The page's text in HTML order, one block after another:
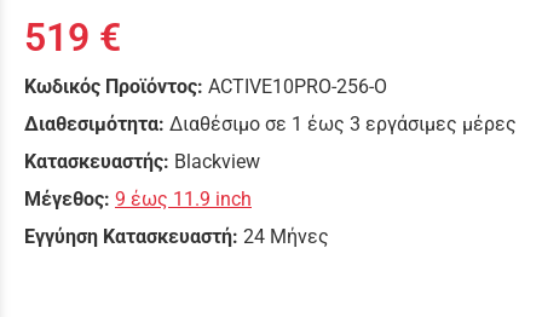
519 €
Κωδικός Προϊόντος: ACTIVE10PRO-256-O
Διαθεσιμότητα: Διαθέσιμο σε 1 έως 3 εργάσιμες μέρες
Κατασκευαστής: Blackview
Μέγεθος: 9 έως 11.9 inch
Εγγύηση Κατασκευαστή: 24 Μήνες